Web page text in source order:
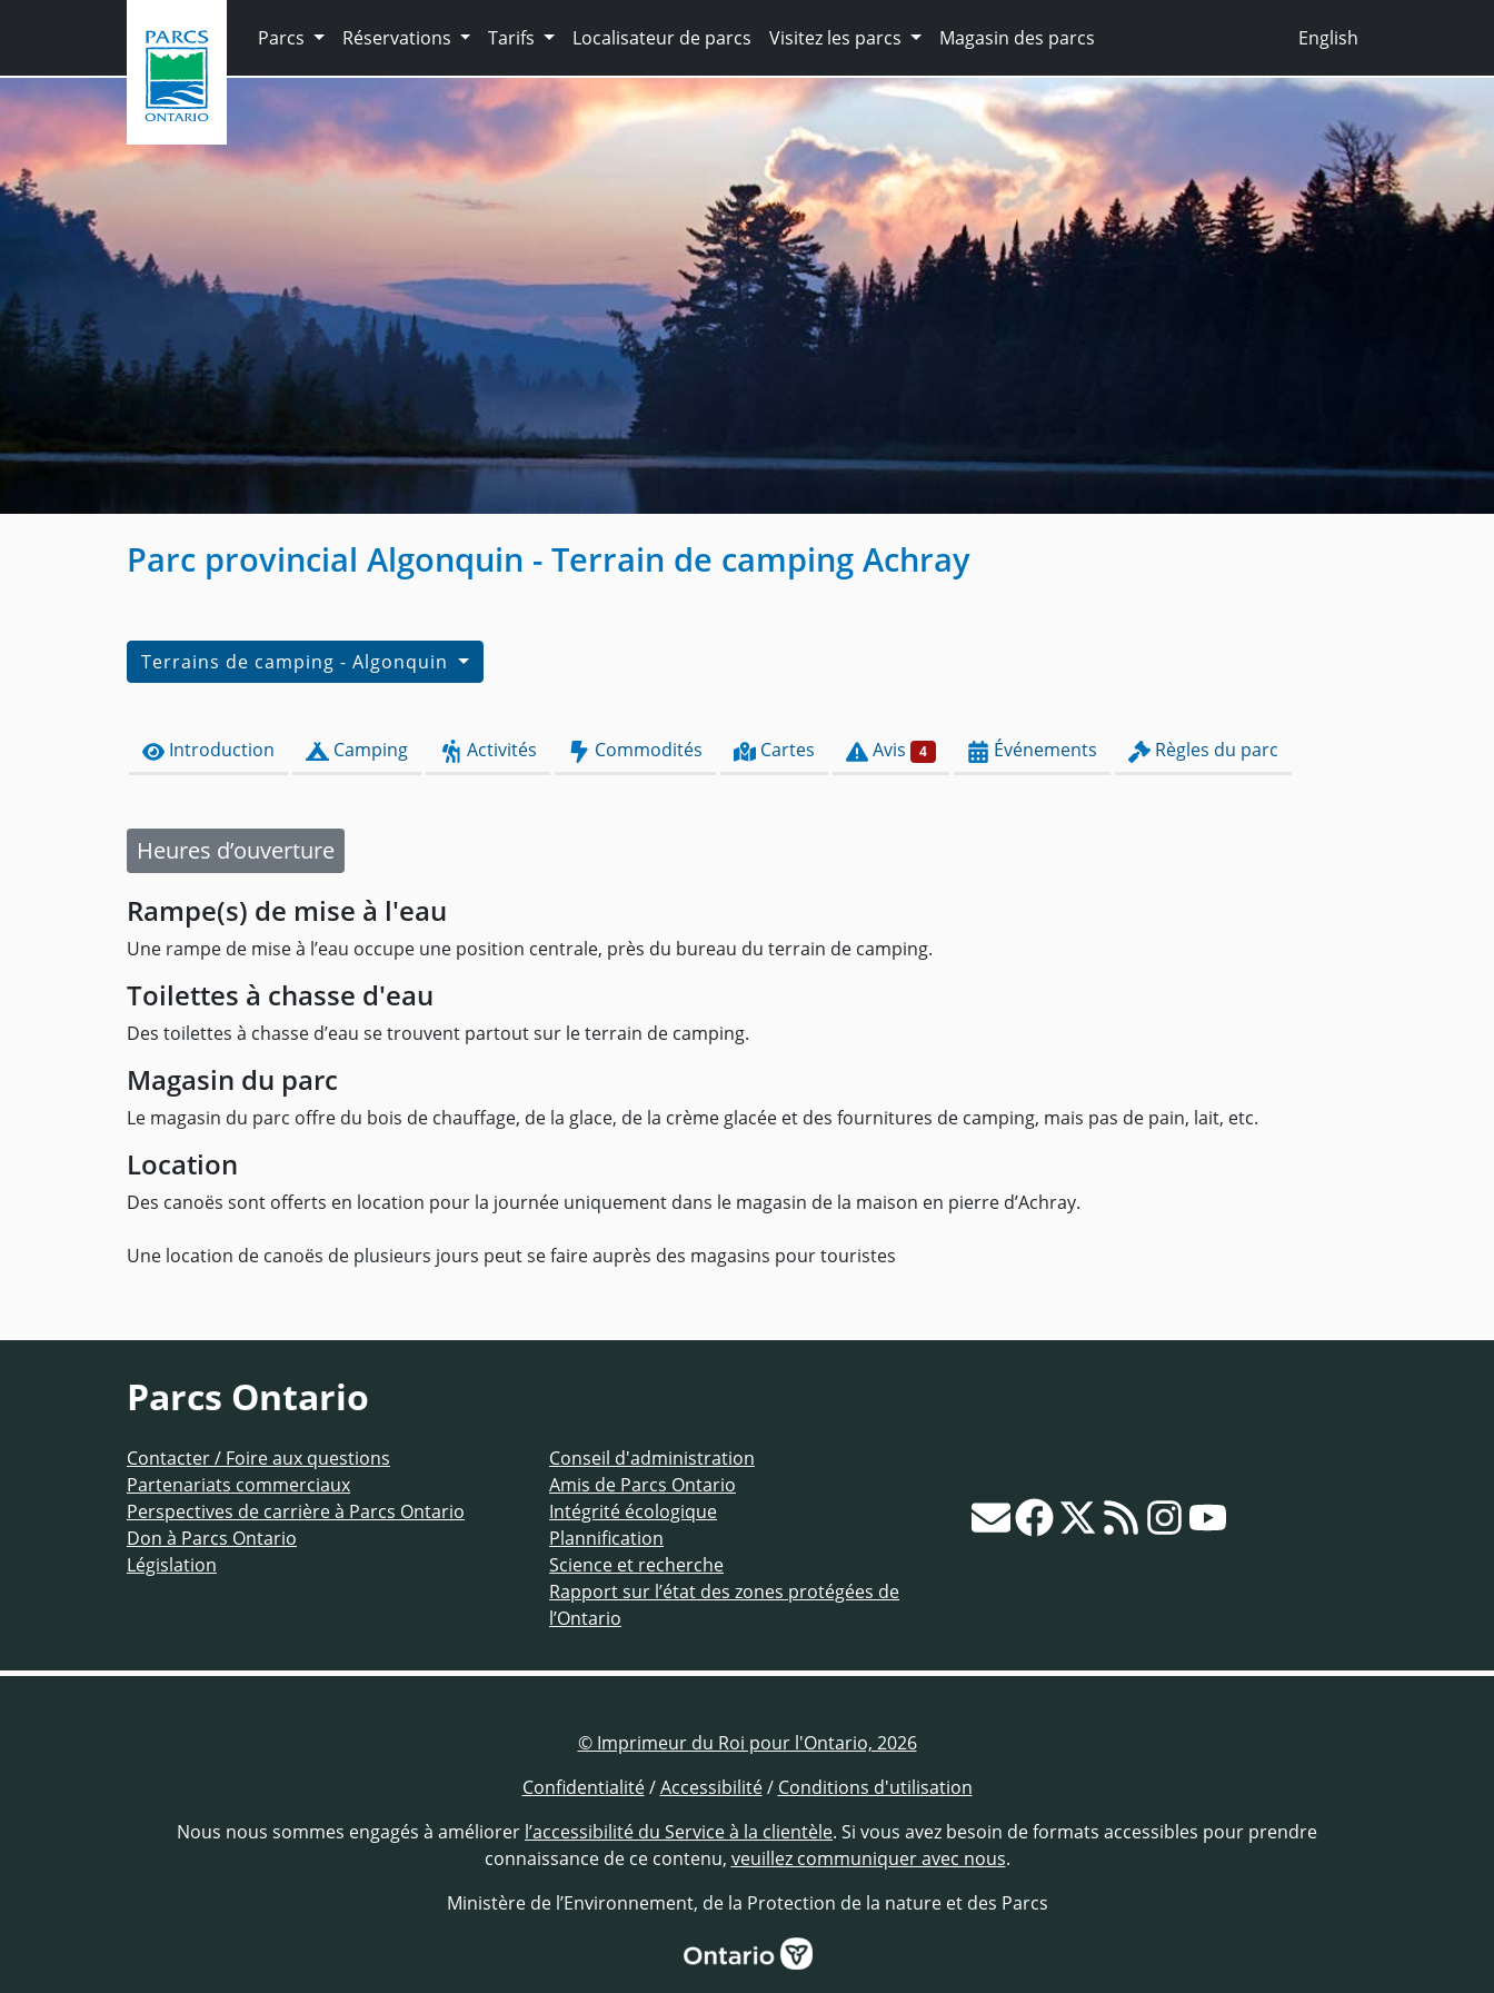
Parcs
Réservations Tarifs Localisateur de parcs Visitez les parcs Magasin des parcs English
Parc provincial Algonquin - Terrain de camping Achray
Terrains de camping - Algonquin
Introduction Camping Activités Commodités Cartes Avis 4 Événements Règles du parc
Heures d’ouverture
Rampe(s) de mise à l'eau
Une rampe de mise à l’eau occupe une position centrale, près du bureau du terrain de camping.
Toilettes à chasse d'eau
Des toilettes à chasse d’eau se trouvent partout sur le terrain de camping.
Magasin du parc
Le magasin du parc offre du bois de chauffage, de la glace, de la crème glacée et des fournitures de camping, mais pas de pain, lait, etc.
Location
Des canoës sont offerts en location pour la journée uniquement dans le magasin de la maison en pierre d’Achray.
Une location de canoës de plusieurs jours peut se faire auprès des magasins pour touristes
Parcs Ontario
Contacter / Foire aux questions
Partenariats commerciaux
Perspectives de carrière à Parcs Ontario
Don à Parcs Ontario
Législation
Conseil d'administration
Amis de Parcs Ontario
Intégrité écologique
Plannification
Science et recherche
Rapport sur l’état des zones protégées de
l’Ontario
© Imprimeur du Roi pour l'Ontario, 2026
Confidentialité/Accessibilité/ Conditions d'utilisation
Nous nous sommes engagés à améliorer l’accessibilité du Service à la clientèle. Si vous avez besoin de formats accessibles pour prendre
connaissance de ce contenu, veuillez communiquer avec nous.
Ministère de l’Environnement, de la Protection de la nature et des Parcs